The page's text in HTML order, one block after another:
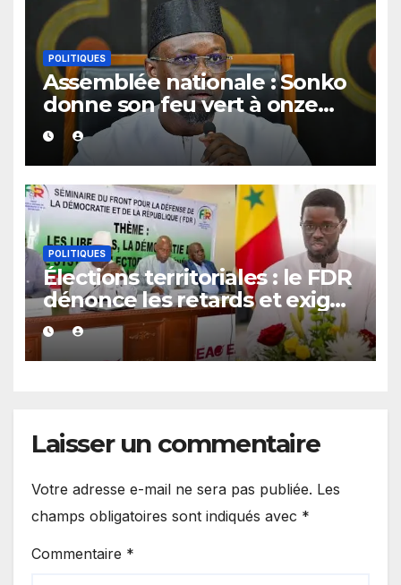
POLITIQUES
Assemblée nationale : Sonko
donne son feu vert à onze
dossiers majeurs
POLITIQUES
Élections territoriales : le FDR
dénonce les retards et exige
un calendrier électoral précis
Laisser un commentaire
Votre adresse e-mail ne sera pas publiée. Les
champs obligatoires sont indiqués avec *
Commentaire *